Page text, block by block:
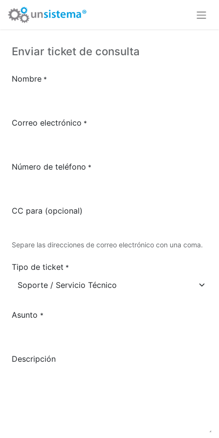
Enviar ticket de consulta
Nombre *
Correo electrónico *
Número de teléfono *
CC para (opcional)
Separe las direcciones de correo electrónico con una coma.
Tipo de ticket *
Asunto *
Descripción